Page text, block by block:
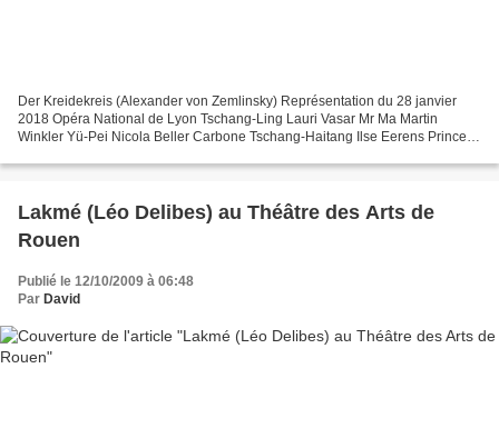
Der Kreidekreis (Alexander von Zemlinsky) Représentation du 28 janvier
2018 Opéra National de Lyon Tschang-Ling Lauri Vasar Mr Ma Martin
Winkler Yü-Pei Nicola Beller Carbone Tschang-Haitang Ilse Eerens Prince
Lakmé (Léo Delibes) au Théâtre des Arts de
Rouen
Publié le 12/10/2009 à 06:48
Par David